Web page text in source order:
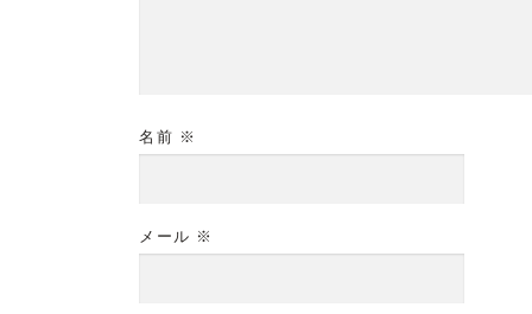
名前 ※
メール ※